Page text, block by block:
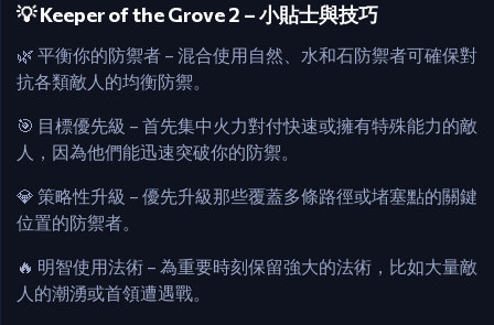
💡 Keeper of the Grove 2 – 小貼士與技巧
🌿 平衡你的防禦者 – 混合使用自然、水和石防禦者可確保對
抗各類敵人的均衡防禦。​
🎯 目標優先級 – 首先集中火力對付快速或擁有特殊能力的敵
人，因為他們能迅速突破你的防禦。​
💎 策略性升級 – 優先升級那些覆蓋多條路徑或堵塞點的關鍵
位置的防禦者。​
🔥 明智使用法術 – 為重要時刻保留強大的法術，比如大量敵
人的潮湧或首領遭遇戰。​